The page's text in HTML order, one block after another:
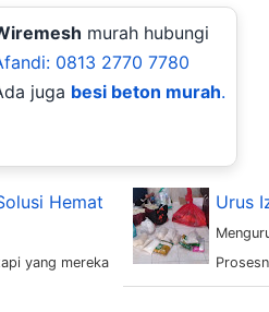
murah hubungi
0813 2770 7780
juga besi beton murah.
Hemat
yang mereka
Urus